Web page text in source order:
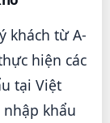
khách từ A-
hiện các
tại Việt
khẩu